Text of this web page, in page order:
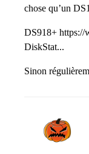
chose qu’un
DS918+ https://
DiskStat...
Sinon